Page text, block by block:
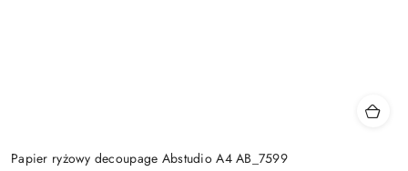
Papier ryżowy decoupage Abstudio A4 AB_7599